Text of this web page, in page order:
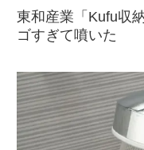
東和産業「Kufu収
ゴすぎて噴いた